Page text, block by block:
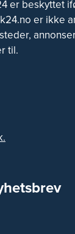
er beskyttet
er ikke
til.